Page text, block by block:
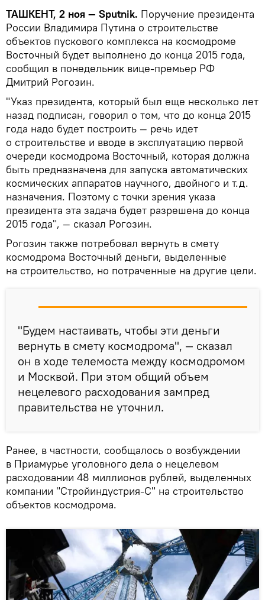
ТАШКЕНТ, 2 ноя — Sputnik. Поручение президента
России Владимира Путина о строительстве
объектов пускового комплекса на космодроме
Восточный будет выполнено до конца 2015 года,
сообщил в понедельник вице-премьер РФ
Дмитрий Рогозин.
"Указ президента, который был еще несколько лет
назад подписан, говорил о том, что до конца 2015
года надо будет построить — речь идет
о строительстве и вводе в эксплуатацию первой
очереди космодрома Восточный, которая должна
быть предназначена для запуска автоматических
космических аппаратов научного, двойного и т.д.
назначения. Поэтому с точки зрения указа
президента эта задача будет разрешена до конца
2015 года", — сказал Рогозин.
Рогозин также потребовал вернуть в смету
космодрома Восточный деньги, выделенные
на строительство, но потраченные на другие цели.
"Будем настаивать, чтобы эти деньги
вернуть в смету космодрома", — сказал
он в ходе телемоста между космодромом
и Москвой. При этом общий объем
нецелевого расходования зампред
правительства не уточнил.
Ранее, в частности, сообщалось о возбуждении
в Приамурье уголовного дела о нецелевом
расходовании 48 миллионов рублей, выделенных
компании "Стройиндустрия-С" на строительство
объектов космодрома.